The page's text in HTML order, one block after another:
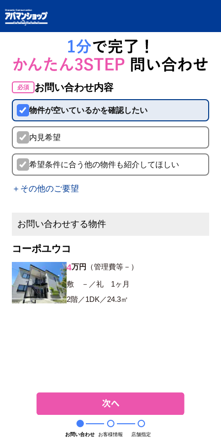
必須 お問い合わせ内容
物件が空いているかを確認したい
内見希望
希望条件に合う他の物件も紹介してほしい
＋その他のご要望
お問い合わせする物件
コーポユウコ
4万円 （管理費等－）
敷 －／礼 1ヶ月
2階／1DK／24.3㎡
お問い合わせ お客様情報 店舗指定